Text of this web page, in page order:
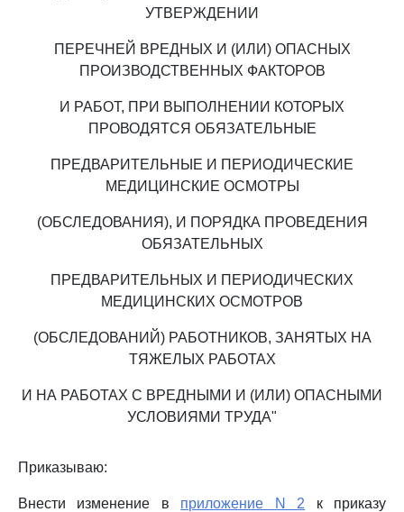
УТВЕРЖДЕНИИ
ПЕРЕЧНЕЙ ВРЕДНЫХ И (ИЛИ) ОПАСНЫХ
ПРОИЗВОДСТВЕННЫХ ФАКТОРОВ
И РАБОТ, ПРИ ВЫПОЛНЕНИИ КОТОРЫХ
ПРОВОДЯТСЯ ОБЯЗАТЕЛЬНЫЕ
ПРЕДВАРИТЕЛЬНЫЕ И ПЕРИОДИЧЕСКИЕ
МЕДИЦИНСКИЕ ОСМОТРЫ
(ОБСЛЕДОВАНИЯ), И ПОРЯДКА ПРОВЕДЕНИЯ
ОБЯЗАТЕЛЬНЫХ
ПРЕДВАРИТЕЛЬНЫХ И ПЕРИОДИЧЕСКИХ
МЕДИЦИНСКИХ ОСМОТРОВ
(ОБСЛЕДОВАНИЙ) РАБОТНИКОВ, ЗАНЯТЫХ НА
ТЯЖЕЛЫХ РАБОТАХ
И НА РАБОТАХ С ВРЕДНЫМИ И (ИЛИ) ОПАСНЫМИ
УСЛОВИЯМИ ТРУДА"
Приказываю:
Внести изменение в приложение N 2 к приказу